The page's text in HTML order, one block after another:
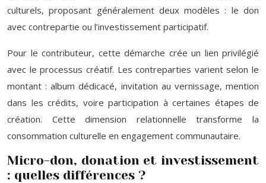
culturels, proposant généralement deux modèles : le don
avec contrepartie ou l’investissement participatif.
Pour le contributeur, cette démarche crée un lien privilégié
avec le processus créatif. Les contreparties varient selon le
montant : album dédicacé, invitation au vernissage, mention
dans les crédits, voire participation à certaines étapes de
création. Cette dimension relationnelle transforme la
consommation culturelle en engagement communautaire.
Micro-don, donation et investissement
: quelles différences ?